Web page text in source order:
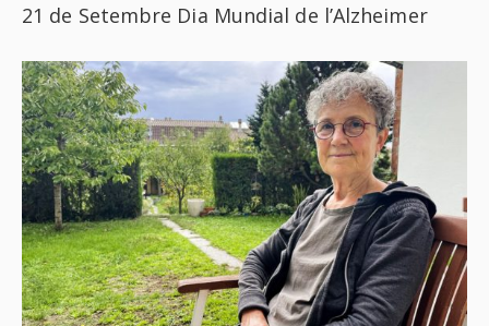
21 de Setembre Dia Mundial de l’Alzheimer